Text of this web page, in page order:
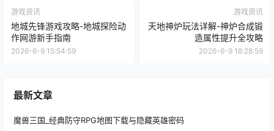
游戏资讯
地城先锋游戏攻略-地城探险动
作网游新手指南
2026-6-9 15:54:59
游戏资讯
天地神炉玩法详解-神炉合成锻
造属性提升全攻略
2026-6-9 18:28:59
最新文章
魔兽三国_经典防守RPG地图下载与隐藏英雄密码